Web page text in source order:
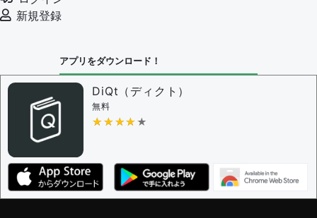
新規登録
アプリをダウンロード！
DiQt（ディクト）
無料
★★★★★
★★★★★